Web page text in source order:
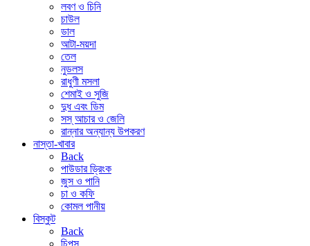
লবণ ও চিনি
চাউল
ডাল
আটা-ময়দা
তেল
নুডলস
রাধুণী মসলা
শেমাই ও সুজি
দুধ এবং ডিম
সস্ আচার ও জেলি
রান্নার অন্যান্য উপকরণ
নাস্তা-খাবার
Back
পাউডার ড্রিংক
জুস ও পানি
চা ও কফি
কোমল পানীয়
বিস্কুট
Back
চিপস